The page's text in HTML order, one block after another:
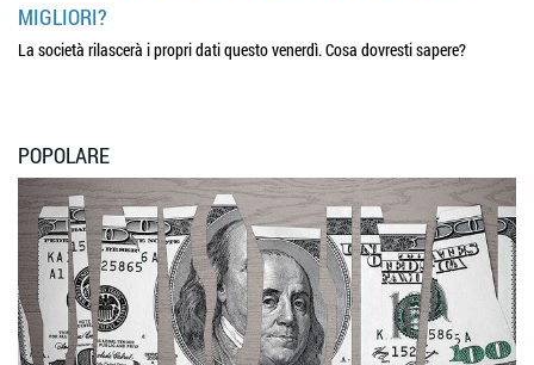
MIGLIORI?
La società rilascerà i propri dati questo venerdì. Cosa dovresti sapere?
POPOLARE